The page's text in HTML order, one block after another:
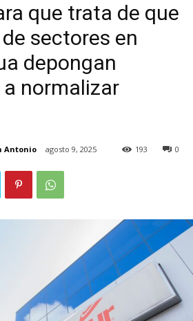
que trata de que
sectores en
depongan
normalizar
Antonio agosto 9, 2025 0
193